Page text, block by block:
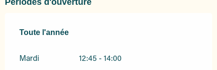
Périodes d'ouverture
Toute l'année
Toute l'année
Mardi 12:45 - 14:00